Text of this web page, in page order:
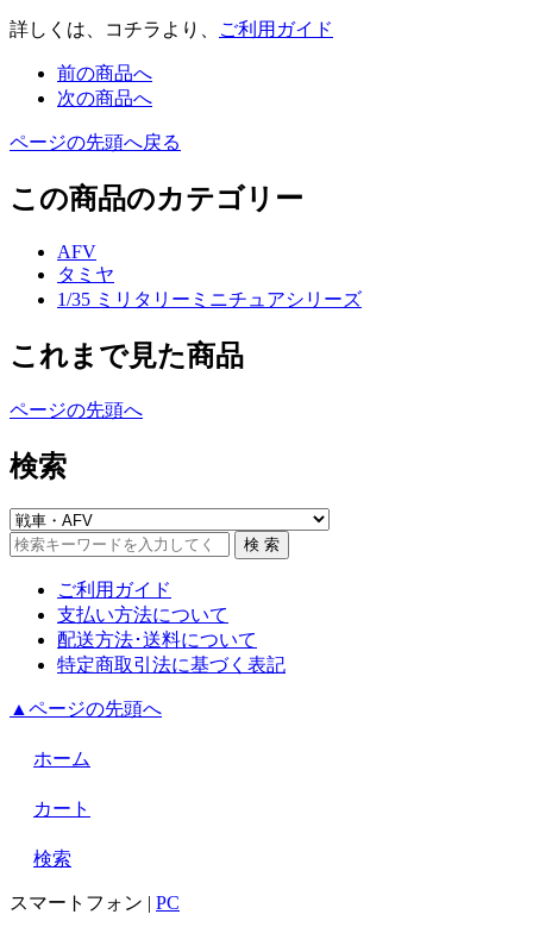
詳しくは、コチラより、 ご利用ガイド
前の商品へ
次の商品へ
ページの先頭へ戻る
この商品のカテゴリー
AFV
タミヤ
1/35 ミリタリーミニチュアシリーズ
これまで見た商品
ページの先頭へ
検索
ご利用ガイド
支払い方法について
配送方法･送料について
特定商取引法に基づく表記
▲ページの先頭へ
ホーム
カート
検索
スマートフォン PC